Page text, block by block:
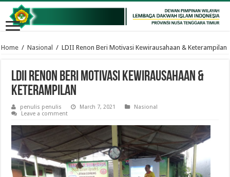
Home / Nasional / LDII Renon Beri Motivasi Kewirausahaan & Keterampilan
LDII Renon Beri Motivasi Kewirausahaan &
Keterampilan
penulis penulis March 7, 2021
Nasional
Leave a comment